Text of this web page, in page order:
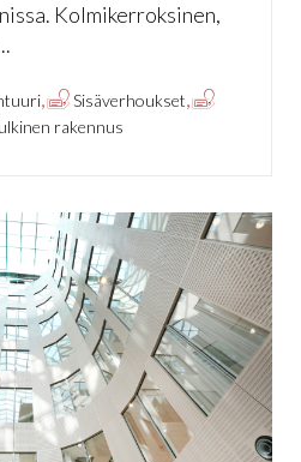
Kolmikerroksinen,
, Sisäverhoukset,
rakennus